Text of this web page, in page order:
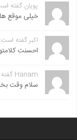
پویان گفته
خیلی موقع
اکبر گفته است:
احسنت
Hanam گفته است:
سلام وقت